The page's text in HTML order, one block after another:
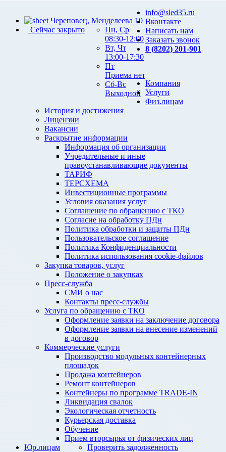
Череповец, Менделеева 10
Сейчас закрыто
Пн, Ср
08:30-12:00
Вт, Чт
13:00-17:30
Пт
Приема нет
Сб-Вс
Выходной
info@sled35.ru
Вконтакте
Написать нам
Заказать звонок
8 (8202) 201-901
Компания
История и достижения
Лицензии
Вакансии
Раскрытие информации
Информация об организации
Учредительные и иные
правоустанавливающие документы
ТАРИФ
ТЕРСХЕМА
Инвестиционные программы
Условия оказания услуг
Соглашение по обращению с ТКО
Согласие на обработку ПДн
Политика обработки и защиты ПДн
Пользовательское соглашение
Политика Конфиденциальности
Политика использования cookie-файлов
Закупка товаров, услуг
Положение о закупках
Пресс-служба
СМИ о нас
Контакты пресс-службы
Услуги
Услуга по обращению с ТКО
Оформление заявки на заключение договора
Оформление заявки на внесение изменений
в договор
Коммерческие услуги
Производство модульных контейнерных
площадок
Продажа контейнеров
Ремонт контейнеров
Контейнеры по программе TRADE-IN
Ликвидация свалок
Экологическая отчетность
Курьерская доставка
Обучение
Прием вторсырья от физических лиц
Физ.лицам
Проверить задолженность
Юр.лицам